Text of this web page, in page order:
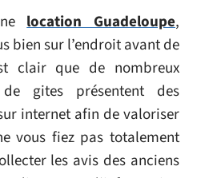
location Guadeloupe,
bien sur l’endroit avant de
clair que de nombreux
gites présentent des
internet afin de valoriser
vous fiez pas totalement
les avis des anciens